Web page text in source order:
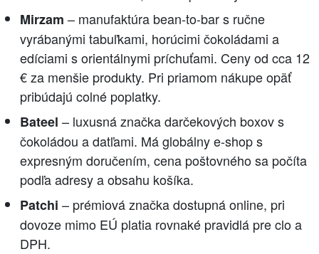
Mirzam – manufaktúra bean-to-bar s ručne
vyrábanými tabuľkami, horúcimi čokoládami a
edíciami s orientálnymi príchuťami. Ceny od cca 12
€ za menšie produkty. Pri priamom nákupe opäť
pribúdajú colné poplatky.
Bateel – luxusná značka darčekových boxov s
čokoládou a datľami. Má globálny e-shop s
expresným doručením, cena poštovného sa počíta
podľa adresy a obsahu košíka.
Patchi – prémiová značka dostupná online, pri
dovoze mimo EÚ platia rovnaké pravidlá pre clo a
DPH.